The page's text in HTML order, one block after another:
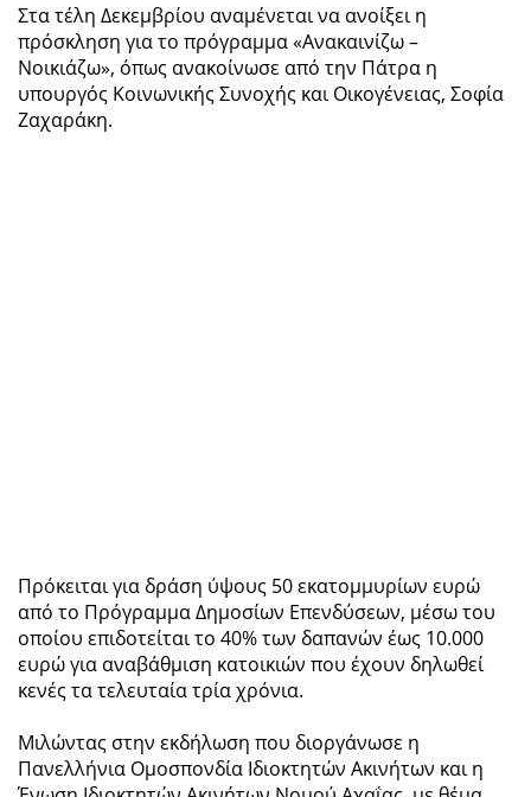
Στα τέλη Δεκεμβρίου αναμένεται να ανοίξει η
πρόσκληση για το πρόγραμμα «Ανακαινίζω –
Νοικιάζω», όπως ανακοίνωσε από την Πάτρα η
υπουργός Κοινωνικής Συνοχής και Οικογένειας, Σοφία
Ζαχαράκη.
Πρόκειται για δράση ύψους 50 εκατομμυρίων ευρώ
από το Πρόγραμμα Δημοσίων Επενδύσεων, μέσω του
οποίου επιδοτείται το 40% των δαπανών έως 10.000
ευρώ για αναβάθμιση κατοικιών που έχουν δηλωθεί
κενές τα τελευταία τρία χρόνια.
Μιλώντας στην εκδήλωση που διοργάνωσε η
Πανελλήνια Ομοσπονδία Ιδιοκτητών Ακινήτων και η